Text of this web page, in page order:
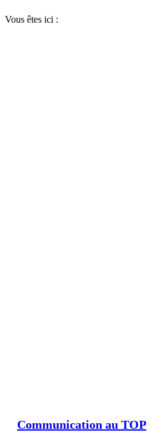
Vous êtes ici :
Communication au TOP